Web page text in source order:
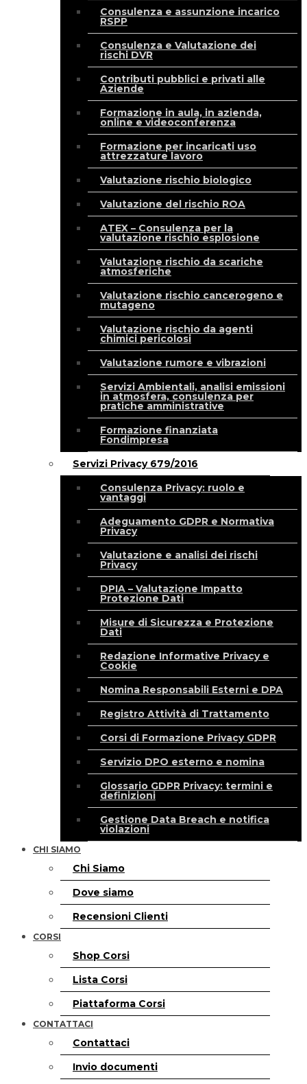
Consulenza e assunzione incarico
RSPP
Consulenza e Valutazione dei
rischi DVR
Contributi pubblici e privati alle
Aziende
Formazione in aula, in azienda,
online e videoconferenza
Formazione per incaricati uso
attrezzature lavoro
Valutazione rischio biologico
Valutazione del rischio ROA
ATEX – Consulenza per la
valutazione rischio esplosione
Valutazione rischio da scariche
atmosferiche
Valutazione rischio cancerogeno e
mutageno
Valutazione rischio da agenti
chimici pericolosi
Valutazione rumore e vibrazioni
Servizi Ambientali, analisi emissioni
in atmosfera, consulenza per
pratiche amministrative
Formazione finanziata
Fondimpresa
Servizi Privacy 679/2016
Consulenza Privacy: ruolo e
vantaggi
Adeguamento GDPR e Normativa
Privacy
Valutazione e analisi dei rischi
Privacy
DPIA – Valutazione Impatto
Protezione Dati
Misure di Sicurezza e Protezione
Dati
Redazione Informative Privacy e
Cookie
Nomina Responsabili Esterni e DPA
Registro Attività di Trattamento
Corsi di Formazione Privacy GDPR
Servizio DPO esterno e nomina
Glossario GDPR Privacy: termini e
definizioni
Gestione Data Breach e notifica
violazioni
CHI SIAMO
Chi Siamo
Dove siamo
Recensioni Clienti
CORSI
Shop Corsi
Lista Corsi
Piattaforma Corsi
CONTATTACI
Contattaci
Invio documenti